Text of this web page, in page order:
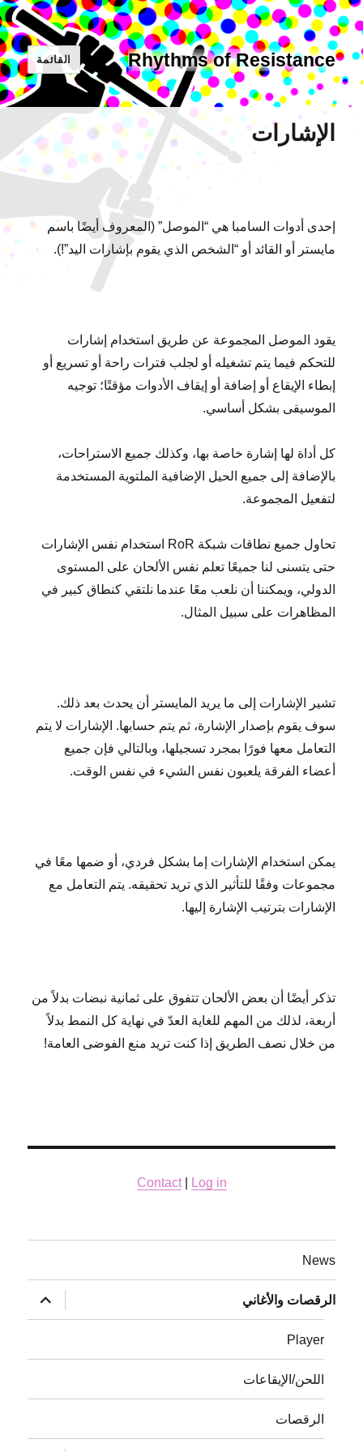
Rhythms of Resistance القائمة
الإشارات
إحدى أدوات السامبا هي “الموصل” (المعروف أيضًا باسم
مايستر أو القائد أو “الشخص الذي يقوم بإشارات اليد”!).
يقود الموصل المجموعة عن طريق استخدام إشارات
للتحكم فيما يتم تشغيله أو لجلب فترات راحة أو تسريع أو
إبطاء الإيقاع أو إضافة أو إيقاف الأدوات مؤقتًا؛ توجيه
الموسيقى بشكل أساسي.
كل أداة لها إشارة خاصة بها، وكذلك جميع الاستراحات،
بالإضافة إلى جميع الحيل الإضافية الملتوية المستخدمة
لتفعيل المجموعة.
تحاول جميع نطاقات شبكة RoR استخدام نفس الإشارات
حتى يتسنى لنا جميعًا تعلم نفس الألحان على المستوى
الدولي، ويمكننا أن نلعب معًا عندما نلتقي كنطاق كبير في
المظاهرات على سبيل المثال.
تشير الإشارات إلى ما يريد المايستر أن يحدث بعد ذلك.
سوف يقوم بإصدار الإشارة، ثم يتم حسابها. الإشارات لا يتم
التعامل معها فورًا بمجرد تسجيلها، وبالتالي فإن جميع
أعضاء الفرقة يلعبون نفس الشيء في نفس الوقت.
يمكن استخدام الإشارات إما بشكل فردي، أو ضمها معًا في
مجموعات وفقًا للتأثير الذي تريد تحقيقه. يتم التعامل مع
الإشارات بترتيب الإشارة إليها.
تذكر أيضًا أن بعض الألحان تتفوق على ثمانية نبضات بدلاً من
أربعة، لذلك من المهم للغاية العدّ في نهاية كل النمط بدلاً
من خلال نصف الطريق إذا كنت تريد منع الفوضى العامة!
Contact |Log in
News
الرقصات والأغاني
توسيع
القائمة
الفرعية
Player
اللحن/الإيقاعات
الرقصات